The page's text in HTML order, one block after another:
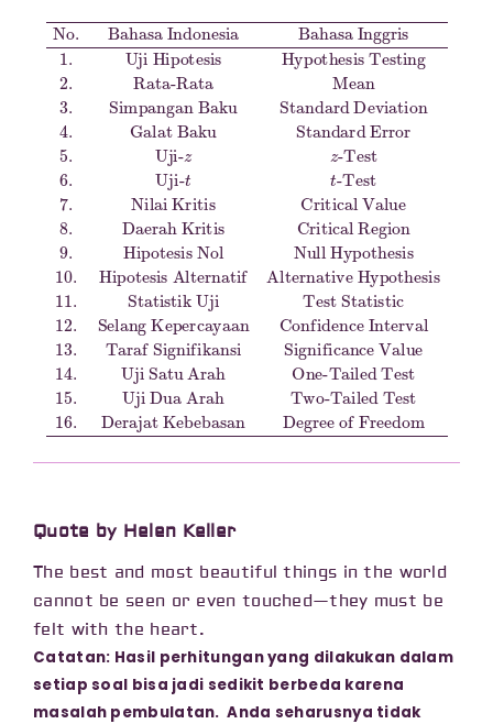
No.Bahasa IndonesiaBahasa Inggris1.
Uji HipotesisHypothesis Testing2.
Rata-RataMean3.Simpangan Baku
Standard Deviation4.Galat BakuStandard Error5.Uji-zz
-Test6.Uji-tt-Test7.Nilai Kritis
Critical Value8.Daerah KritisCritical Region9.
Hipotesis NolNull Hypothesis10.
Hipotesis AlternatifAlternative Hypothesis11.
Statistik UjiTest Statistic12.
Selang KepercayaanConfidence Interval13.
Taraf SignifikansiSignificance Value14.
Uji Satu ArahOne-Tailed Test15.Uji Dua Arah
Two-Tailed Test16.Derajat KebebasanDegree of Freedom
Quote by Helen Keller
The best and most beautiful things in the world
cannot be seen or even touched—they must be
felt with the heart.
Catatan: Hasil perhitungan yang dilakukan dalam
setiap soal bisa jadi sedikit berbeda karena
masalah pembulatan. Anda seharusnya tidak